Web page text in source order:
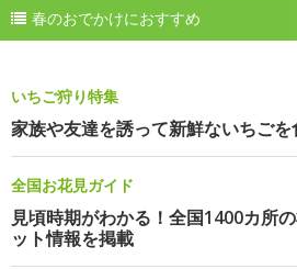
春のおでかけにおすすめ
いちご狩り特集
家族や友達を誘って新鮮ないちごを
全国お花見ガイド
見頃時期がわかる！全国1400カ所
ット情報を掲載